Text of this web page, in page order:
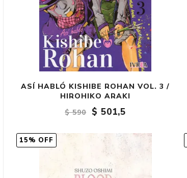
ASÍ HABLÓ KISHIBE ROHAN VOL. 3 /
HIROHIKO ARAKI
$ 590
$ 501,5
15% OFF